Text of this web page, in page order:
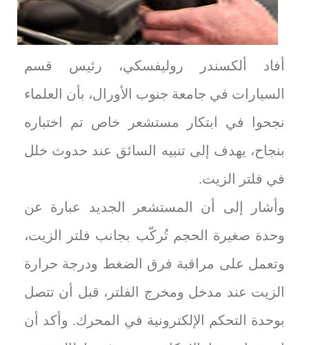
أفاد ألكسندر روليفسكي، رئيس قسم
السيارات في جامعة جنوب الأورال، بأن العلماء
نجحوا في ابتكار مستشعر خاص تم اختباره
بنجاح، يهدف إلى تنبيه السائق عند حدوث خلل
في فلتر الزيت.
وأشار إلى أن المستشعر الجديد عبارة عن
وحدة صغيرة الحجم تُركّب بجانب فلتر الزيت،
وتعمل على مراقبة فرق الضغط ودرجة حرارة
الزيت عند مدخل ومخرج الفلتر، قبل أن تتصل
بوحدة التحكم الإلكترونية في المحرك. وأكد أن